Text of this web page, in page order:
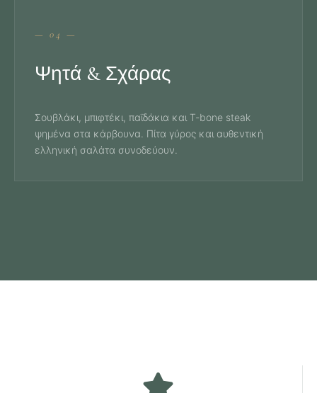
— 04 —
Ψητά & Σχάρας
Σουβλάκι, μπιφτέκι, παϊδάκια και T-bone steak
ψημένα στα κάρβουνα. Πίτα γύρος και αυθεντική
ελληνική σαλάτα συνοδεύουν.